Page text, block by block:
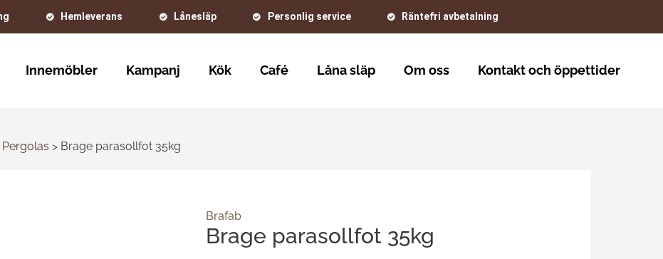
Hemleverans Lånesläp Personlig service Räntefri avbetalning
Innemöbler Kampanj Kök Café Låna släp Om oss Kontakt och öppettider
> Brage parasollfot 35kg
Brafab
Brage parasollfot 35kg